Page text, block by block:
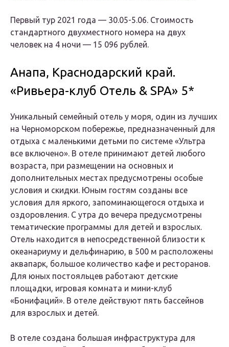
Первый тур 2021 года — 30.05-5.06. Стоимость
стандартного двухместного номера на двух
человек на 4 ночи — 15 096 рублей.
Анапа, Краснодарский край.
«Ривьера-клуб Отель & SPA» 5*
Уникальный семейный отель у моря, один из лучших
на Черноморском побережье, предназначенный для
отдыха с маленькими детьми по системе «Ультра
все включено». В отеле принимают детей любого
возраста, при размещении на основных и
дополнительных местах предусмотрены особые
условия и скидки. Юным гостям созданы все
условия для яркого, запоминающегося отдыха и
оздоровления. С утра до вечера предусмотрены
тематические программы для детей и взрослых.
Отель находится в непосредственной близости к
океанариуму и дельфинарию, в 500 м расположены
аквапарк, большое количество кафе и ресторанов.
Для юных постояльцев работают детские
площадки, игровая комната и мини-клуб
«Бонифаций». В отеле действуют пять бассейнов
для взрослых и детей.
В отеле создана большая инфраструктура для